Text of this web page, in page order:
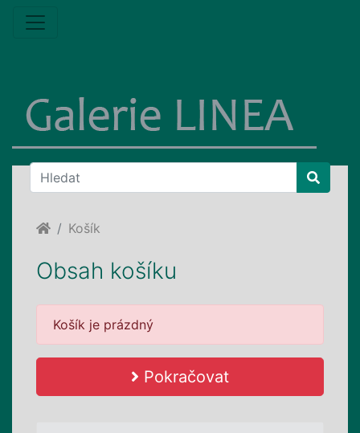
HomeKošík
Obsah košíku
Košík je prázdný
Pokračovat